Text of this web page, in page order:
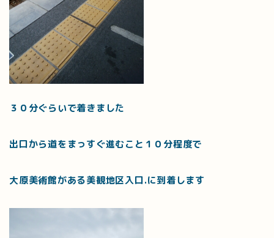
３０分ぐらいで着きました
出口から道をまっすぐ進むこと１０分程度で
大原美術館がある美観地区入口.に到着します